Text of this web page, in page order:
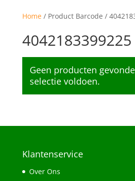
Home/ Product Barcode /
4042183399225
Geen producten
selectie voldoen.
Klantenservice
Over Ons